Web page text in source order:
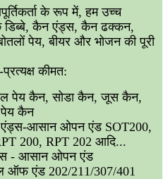
के रूप में, हम उच्च
डिब्बे, कैन एंड्स, कैन ढक्कन,
पेय, बीयर और भोजन की पूरी
कीमत:
पेय कैन, सोडा कैन, जूस कैन,
पेय कैन
एंड्स-आसान ओपन एंड SOT200,
200, RPT 202 आदि...
- आसान ओपन एंड
ऑफ एंड 202/211/307/401